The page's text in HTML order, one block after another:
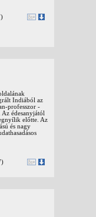
Indiából az
professzor -
édesanyjától
előtte. Az
és nagy